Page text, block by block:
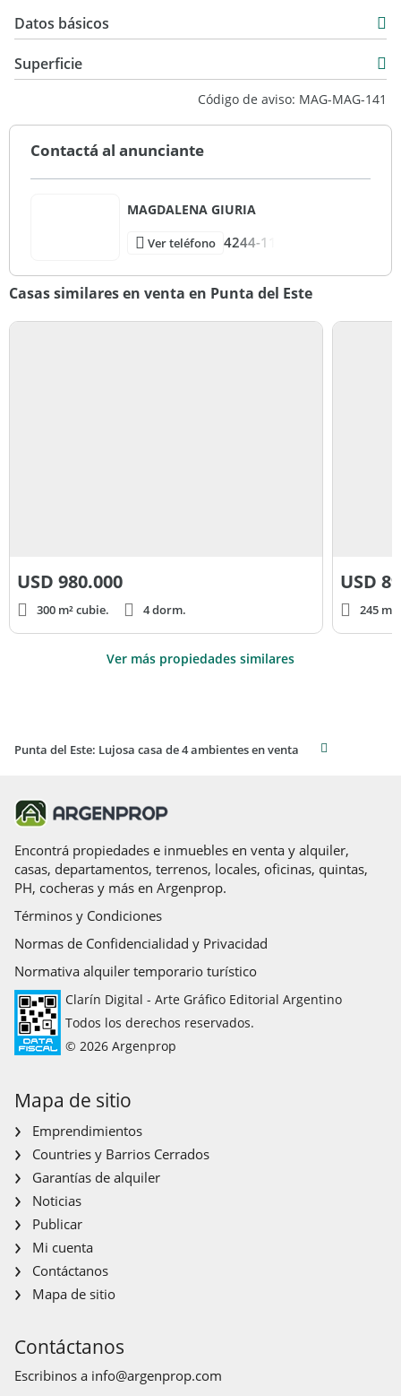
Datos básicos
USD 850.000
Superficie
2.794 m2
Código de aviso: MAG-MAG-141
Contactá al anunciante
MAGDALENA GIURIA
Ver teléfono 4244-11
Casas similares en venta en Punta del Este
USD 980.000
300 m² cubie. 4 dorm.
USD
245
Ver más propiedades similares
Punta del Este: Lujosa casa de 4 ambientes en venta
Encontrá propiedades e inmuebles en venta y alquiler,
casas, departamentos, terrenos, locales, oficinas, quintas,
PH, cocheras y más en Argenprop.
Términos y Condiciones
Normas de Confidencialidad y Privacidad
Normativa alquiler temporario turístico
Clarín Digital - Arte Gráfico Editorial Argentino
Todos los derechos reservados.
© 2026 Argenprop
Mapa de sitio
Emprendimientos
Countries y Barrios Cerrados
Garantías de alquiler
Noticias
Publicar
Mi cuenta
Contáctanos
Mapa de sitio
Contáctanos
Escribinos a info@argenprop.com